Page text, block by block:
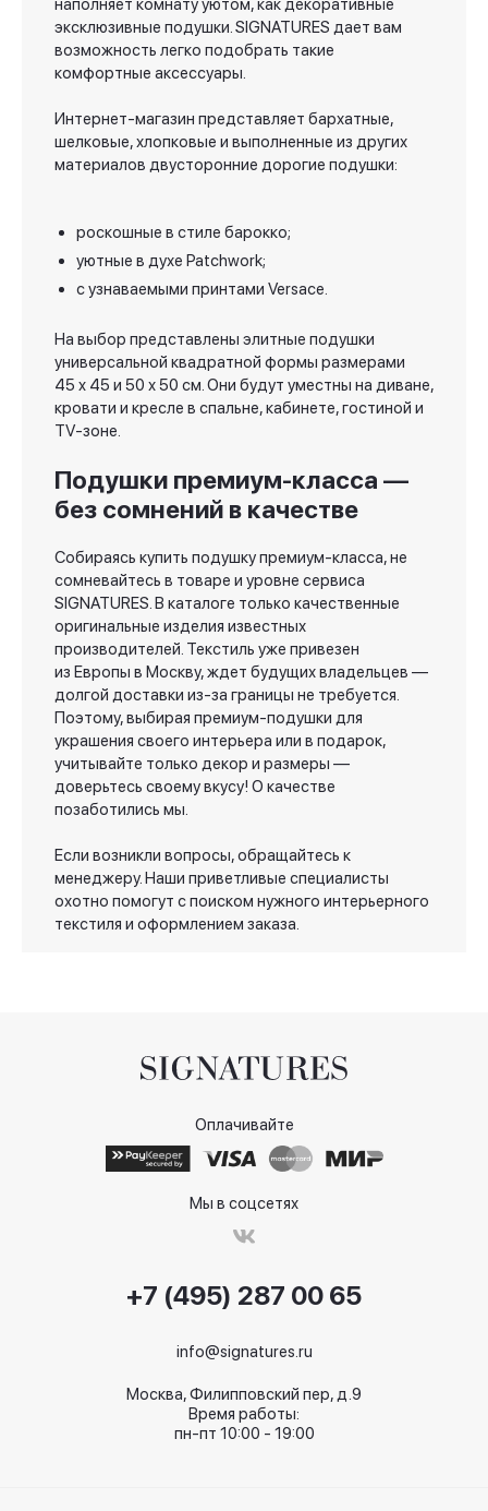
эксклюзивные подушки. SIGNATURES дает вам
возможность легко подобрать такие
комфортные аксессуары.
Интернет-магазин представляет бархатные,
шелковые, хлопковые и выполненные из других
материалов двусторонние дорогие подушки:
роскошные в стиле барокко;
уютные в духе Patchwork;
с узнаваемыми принтами Versace.
На выбор представлены элитные подушки
универсальной квадратной формы размерами
45 x 45 и 50 х 50 см. Они будут уместны на диване,
кровати и кресле в спальне, кабинете, гостиной и
TV-зоне.
Подушки премиум-класса —
без сомнений в качестве
Собираясь купить подушку премиум-класса, не
сомневайтесь в товаре и уровне сервиса
SIGNATURES. В каталоге только качественные
оригинальные изделия известных
производителей. Текстиль уже привезен
из Европы в Москву, ждет будущих владельцев —
долгой доставки из-за границы не требуется.
Поэтому, выбирая премиум-подушки для
украшения своего интерьера или в подарок,
учитывайте только декор и размеры —
доверьтесь своему вкусу! О качестве
позаботились мы.
Если возникли вопросы, обращайтесь к
менеджеру. Наши приветливые специалисты
охотно помогут с поиском нужного интерьерного
текстиля и оформлением заказа.
Оплачивайте
Мы в соцсетях
+7 (495) 287 00 65
info@signatures.ru
Москва, Филипповский пер, д.9
Время работы:
пн-пт 10:00 - 19:00